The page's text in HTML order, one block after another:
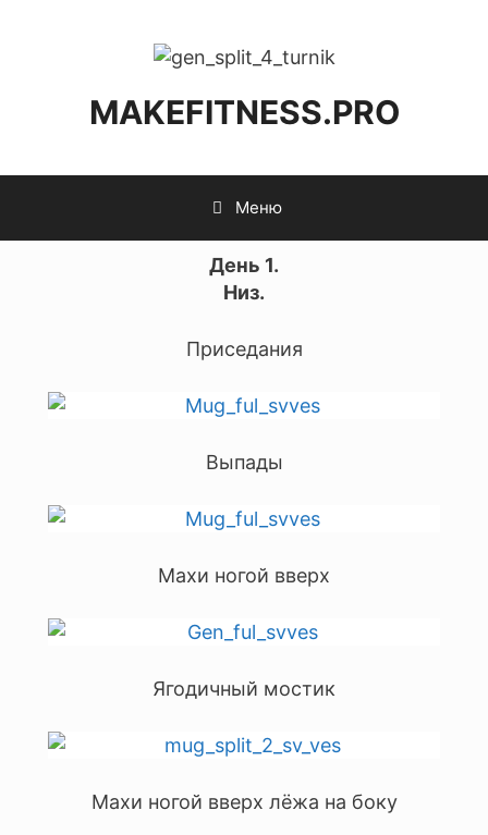
MAKEFITNESS.PRO
Меню
День 1.
Низ.
Приседания
Выпады
Махи ногой вверх
Ягодичный мостик
Махи ногой вверх лёжа на боку